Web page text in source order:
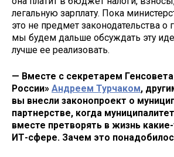
легальную зарплату. Пока
это не предмет законодательства о
мы будем дальше обсуждать эту
лучше ее реализовать.
— Вместе с секретарем
России» Андреем Турчаком,
вы внесли законопроект о
партнерстве, когда
вместе претворять в жизнь
ИТ-сфере. Зачем это